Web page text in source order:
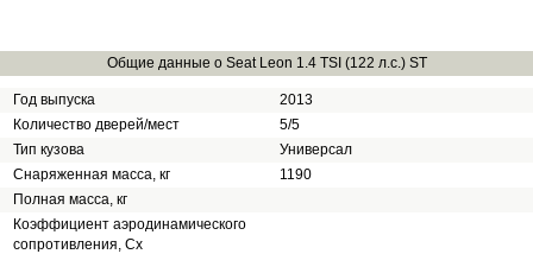
Общие данные о Seat Leon 1.4 TSI (122 л.с.) ST
Год выпуска
2013
Количество дверей/мест
5/5
Тип кузова
Универсал
Снаряженная масса, кг
1190
Полная масса, кг
Коэффициент аэродинамического
сопротивления, Сх